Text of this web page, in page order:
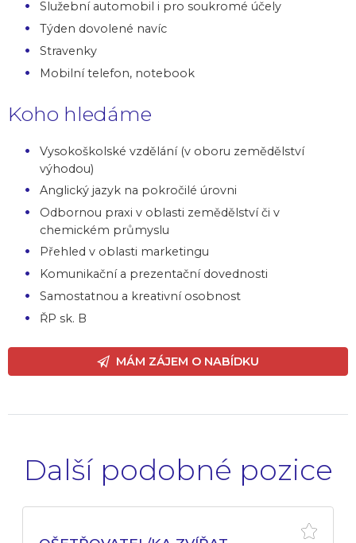
Služební automobil i pro soukromé účely
Týden dovolené navíc
Stravenky
Mobilní telefon, notebook
Koho hledáme
Vysokoškolské vzdělání (v oboru zemědělství
výhodou)
Anglický jazyk na pokročilé úrovni
Odbornou praxi v oblasti zemědělství či v
chemickém průmyslu
Přehled v oblasti marketingu
Komunikační a prezentační dovednosti
Samostatnou a kreativní osobnost
ŘP sk. B
MÁM ZÁJEM O NABÍDKU
Další podobné pozice